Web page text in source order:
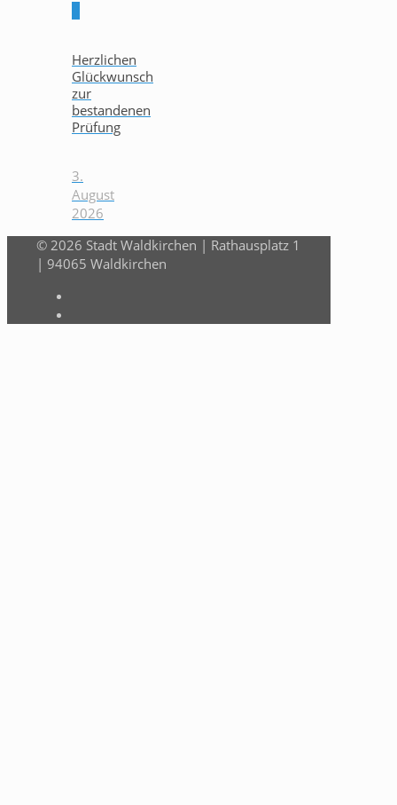
Herzlichen
Glückwunsch
zur
bestandenen
Prüfung
3.
August
2026
© 2026 Stadt Waldkirchen | Rathausplatz 1
| 94065 Waldkirchen